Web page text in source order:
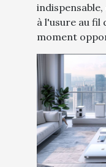
à l'usure au fil
moment